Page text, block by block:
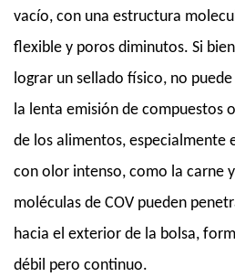
vacío, con una estructura
flexible y poros diminutos. Si
lograr un sellado físico, no
la lenta emisión de compuestos
de los alimentos, especialmente
con olor intenso, como la carne
moléculas de COV pueden
hacia el exterior de la bolsa,
débil pero continuo.